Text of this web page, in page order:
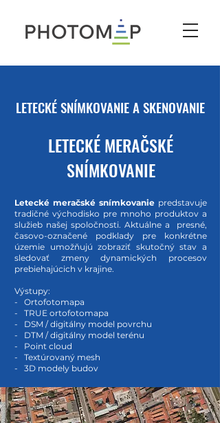
LETECKÉ SNÍMKOVANIE A SKENOVANIE
LETECKÉ MERAČSKÉ
SNÍMKOVANIE
Letecké meračské snímkovanie predstavuje
tradičné východisko pre mnoho produktov a
služieb našej spoločnosti. Aktuálne a presné,
časovo-označené podklady pre konkrétne
územie umožňujú zobraziť skutočný stav a
sledovať zmeny dynamických procesov
prebiehajúcich v krajine.
Výstupy:
- Ortofotomapa
- TRUE ortofotomapa
- DSM / digitálny model povrchu
- DTM / digitálny model terénu
- Point cloud
- Textúrovaný mesh
- 3D modely budov